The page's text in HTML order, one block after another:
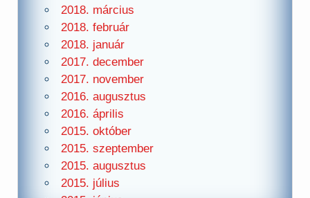
2018. március
2018. február
2018. január
2017. december
2017. november
2016. augusztus
2016. április
2015. október
2015. szeptember
2015. augusztus
2015. július